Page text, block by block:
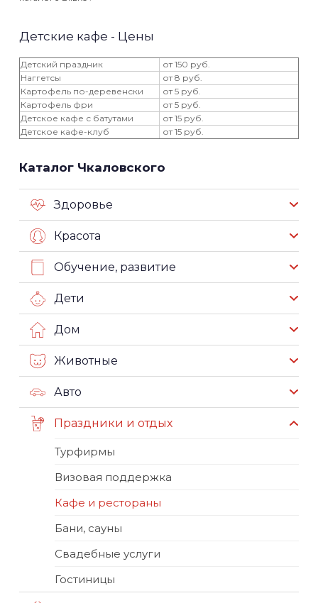
Детские кафе - Цены
Детский праздник
от 150 руб.
Наггетсы
от 8 руб.
Картофель по-деревенски
от 5 руб.
Картофель фри
от 5 руб.
Детское кафе с батутами
от 15 руб.
Детское кафе-клуб
от 15 руб.
Каталог Чкаловского
Здоровье
Красота
Обучение, развитие
Дети
Дом
Животные
Авто
Праздники и отдых
Турфирмы
Визовая поддержка
Кафе и рестораны
Бани, сауны
Свадебные услуги
Гостиницы